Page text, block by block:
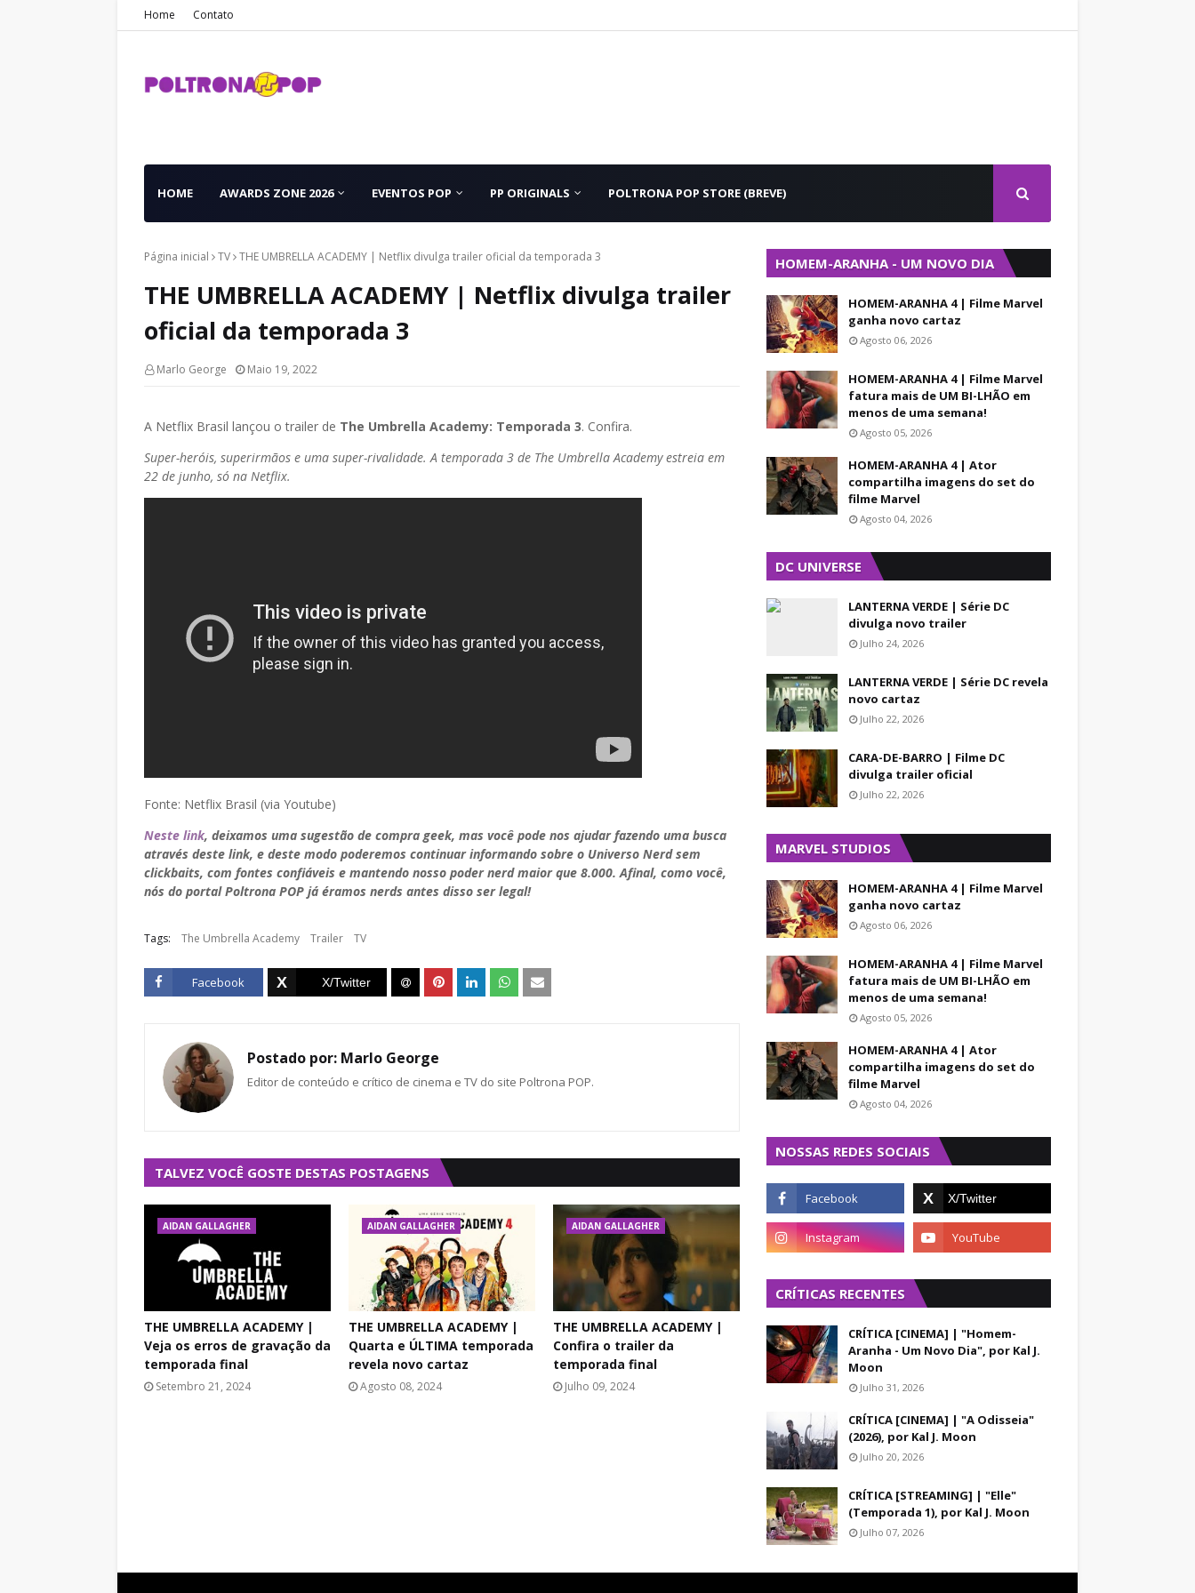
Home Contato
HOME AWARDS ZONE 2026 EVENTOS POP PP ORIGINALS POLTRONA POP STORE (BREVE)
Página inicial TV THE UMBRELLA ACADEMY | Netflix divulga trailer oficial da temporada 3
THE UMBRELLA ACADEMY | Netflix divulga trailer
oficial da temporada 3
Marlo George Maio 19, 2022
A Netflix Brasil lançou o trailer de The Umbrella Academy: Temporada 3. Confira.
Super-heróis, superirmãos e uma super-rivalidade. A temporada 3 de The Umbrella Academy estreia em
22 de junho, só na Netflix.
Fonte: Netflix Brasil (via Youtube)
Neste link, deixamos uma sugestão de compra geek, mas você pode nos ajudar fazendo uma busca
através deste link, e deste modo poderemos continuar informando sobre o Universo Nerd sem
clickbaits, com fontes confiáveis e mantendo nosso poder nerd maior que 8.000. Afinal, como você,
nós do portal Poltrona POP já éramos nerds antes disso ser legal!
Tags: The Umbrella Academy Trailer TV
Facebook
Postado por: Marlo George
Editor de conteúdo e crítico de cinema e TV do site Poltrona POP.
TALVEZ VOCÊ GOSTE DESTAS POSTAGENS
AIDAN GALLAGHER
THE UMBRELLA ACADEMY |
Veja os erros de gravação da
temporada final
Setembro 21, 2024
AIDAN GALLAGHER
THE UMBRELLA ACADEMY |
Quarta e ÚLTIMA temporada
revela novo cartaz
Agosto 08, 2024
AIDAN GALLAGHER
THE UMBRELLA ACADEMY |
Confira o trailer da
temporada final
Julho 09, 2024
HOMEM-ARANHA - UM NOVO DIA
HOMEM-ARANHA 4 | Filme Marvel
ganha novo cartaz
Agosto 06, 2026
HOMEM-ARANHA 4 | Filme Marvel
fatura mais de UM BI-LHÃO em
menos de uma semana!
Agosto 05, 2026
HOMEM-ARANHA 4 | Ator
compartilha imagens do set do
filme Marvel
Agosto 04, 2026
DC UNIVERSE
LANTERNA VERDE | Série DC
divulga novo trailer
Julho 24, 2026
LANTERNA VERDE | Série DC revela
novo cartaz
Julho 22, 2026
CARA-DE-BARRO | Filme DC
divulga trailer oficial
Julho 22, 2026
MARVEL STUDIOS
HOMEM-ARANHA 4 | Filme Marvel
ganha novo cartaz
Agosto 06, 2026
HOMEM-ARANHA 4 | Filme Marvel
fatura mais de UM BI-LHÃO em
menos de uma semana!
Agosto 05, 2026
HOMEM-ARANHA 4 | Ator
compartilha imagens do set do
filme Marvel
Agosto 04, 2026
NOSSAS REDES SOCIAIS
CRÍTICAS RECENTES
CRÍTICA [CINEMA] | "Homem-
Aranha - Um Novo Dia", por Kal J.
Moon
Julho 31, 2026
CRÍTICA [CINEMA] | "A Odisseia"
(2026), por Kal J. Moon
Julho 20, 2026
CRÍTICA [STREAMING] | "Elle"
(Temporada 1), por Kal J. Moon
Julho 07, 2026